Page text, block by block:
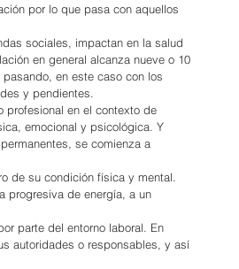
por lo que pasa con aquellos
sociales, impactan en la salud
en general alcanza nueve o 10
en este caso con los
y pendientes.
profesional en el contexto de
emocional y psicológica. Y
se comienza a
de su condición física y mental.
progresiva de energía, a un
parte del entorno laboral. En
autoridades o responsables, y así